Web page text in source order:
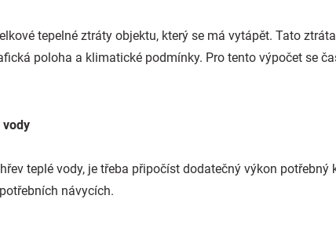
tepelné ztráty objektu, který se má vytápět. Tato
poloha a klimatické podmínky. Pro tento výpočet se
vody
teplé vody, je třeba připočíst dodatečný výkon
návycích.